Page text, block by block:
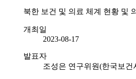
북한 보건 및 의료 체계 현황 및
개최일
2023-08-17
발표자
조성은 연구위원(한국보건